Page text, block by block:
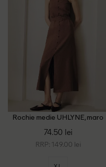
Rochie medie UHLYNE, maro
74.50 lei
RRP: 149.00 lei